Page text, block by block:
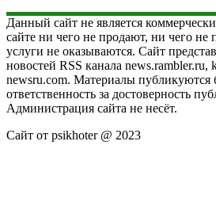
Данный сайт не является
сайте ни чего не продают, ни чего не
услуги не оказываются. Сайт
новостей RSS канала news.rambler.ru,
newsru.com. Материалы публикуются
ответственность за достоверность
Администрация сайта не несёт.
Сайт от psikhoter @ 2023